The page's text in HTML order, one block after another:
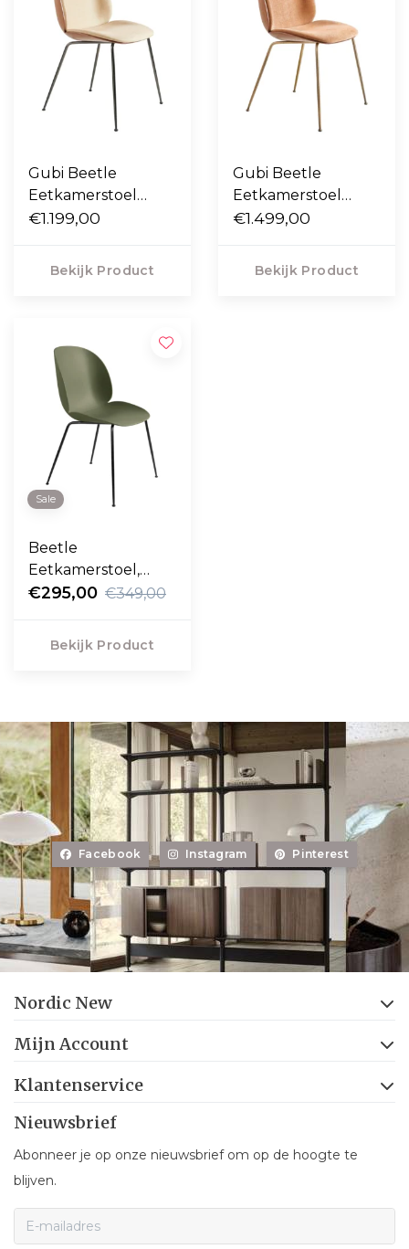
Gubi Beetle
Eetkamerstoel
walnoot / Flair 134,
€1.199,00
Bekijk Product
Gubi Beetle
Eetkamerstoel
walnoot / Belsuede
messing
€1.499,00
Bekijk Product
Sale
Beetle
Eetkamerstoel,
zwart conic voet
€295,00 €349,00
Bekijk Product
Facebook Instagram Pinterest
Nordic New
Mijn Account
Klantenservice
Nieuwsbrief
Abonneer je op onze nieuwsbrief om op de hoogte te
blijven.